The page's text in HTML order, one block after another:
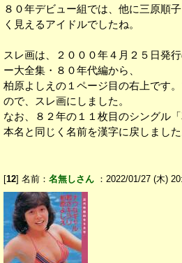
８０年デビュー組では、他に三原順
く見えるアイドルでしたね。
スレ画は、２０００年４月２５日発
ー大全集・８０年代編から、
柏原よしえの１ページ目の右上です
ので、スレ画にしました。
なお、８２年の１１枚目のシングル
本名と同じく名前を漢字に戻しました
[12] 名前： 名無しさん ：2022/01/27 (木)